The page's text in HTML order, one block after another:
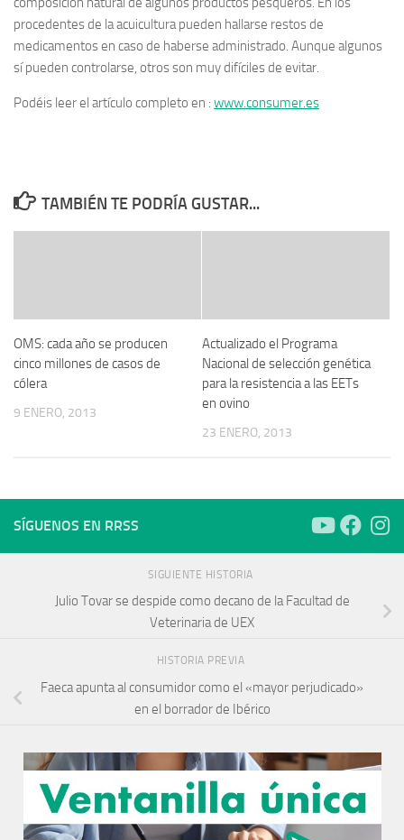
procedentes de la acuicultura pueden hallarse restos de
medicamentos en caso de haberse administrado. Aunque algunos
sí pueden controlarse, otros son muy difíciles de evitar.
Podéis leer el artículo completo en : www.consumer.es
TAMBIÉN TE PODRÍA GUSTAR...
OMS: cada año se producen
cinco millones de casos de
cólera
9 ENERO, 2013
Actualizado el Programa
Nacional de selección genética
para la resistencia a las EETs
en ovino
23 ENERO, 2013
SÍGUENOS EN RRSS
SIGUIENTE HISTORIA
Julio Tovar se despide como decano de la Facultad de
Veterinaria de UEX
HISTORIA PREVIA
Faeca apunta al consumidor como el «mayor perjudicado»
en el borrador de Ibérico